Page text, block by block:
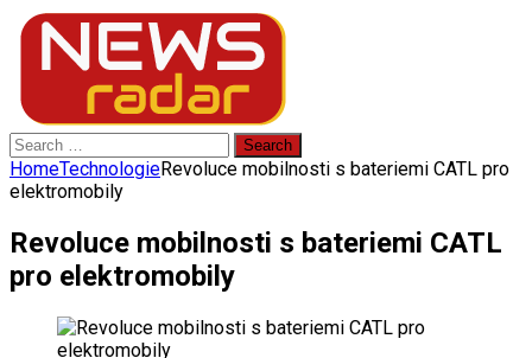
Search
for:
HomeTechnologieRevoluce mobilnosti s bateriemi CATL pro
elektromobily
Revoluce mobilnosti s bateriemi CATL
pro elektromobily